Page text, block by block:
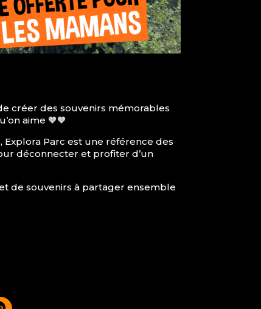
créer des souvenirs mémorables
aime 🧡🧡
Parc est une référence des
déconnecter et profiter d’un
de souvenirs à partager ensemble